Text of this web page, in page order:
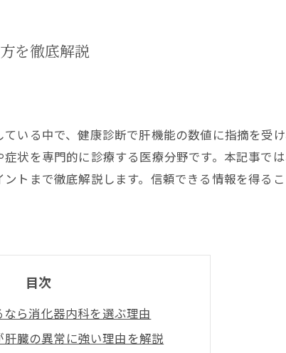
を徹底解説
いる中で、健康診断で肝機能の数値に指摘を受
状を専門的に診療する医療分野です。本記事で
トまで徹底解説します。信頼できる情報を得る
目次
ら消化器内科を選ぶ理由
臓の異常に強い理由を解説